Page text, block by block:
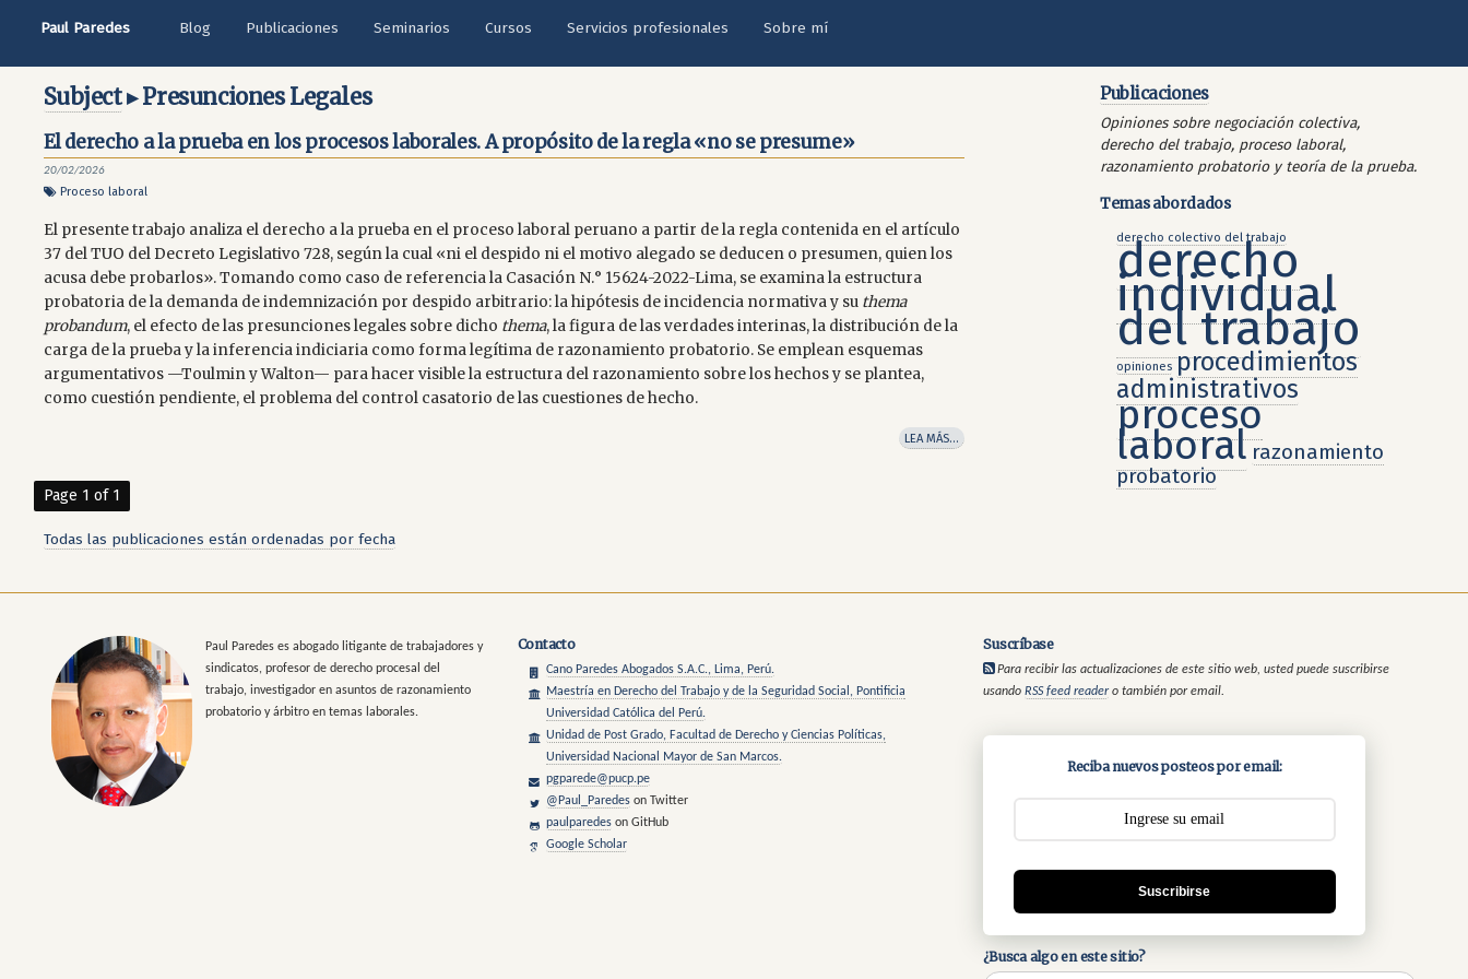
Paul Paredes Blog Publicaciones Seminarios Cursos Servicios profesionales Sobre mí
Publicaciones
Opiniones sobre negociación colectiva,
derecho del trabajo, proceso laboral,
razonamiento probatorio y teoría de la prueba.
Temas abordados
derecho colectivo del trabajo
derecho
individual
del trabajo
opiniones procedimientos
administrativos
proceso
laboral razonamiento
probatorio
Subject▸ Presunciones Legales
El derecho a la prueba en los procesos laborales. A propósito de la regla «no se presume»
20/02/2026
Proceso laboral
El presente trabajo analiza el derecho a la prueba en el proceso laboral peruano a partir de la regla contenida en el artículo
37 del TUO del Decreto Legislativo 728, según la cual «ni el despido ni el motivo alegado se deducen o presumen, quien los
acusa debe probarlos». Tomando como caso de referencia la Casación N.° 15624-2022-Lima, se examina la estructura
probatoria de la demanda de indemnización por despido arbitrario: la hipótesis de incidencia normativa y su thema
probandum, el efecto de las presunciones legales sobre dicho thema, la figura de las verdades interinas, la distribución de la
carga de la prueba y la inferencia indiciaria como forma legítima de razonamiento probatorio. Se emplean esquemas
argumentativos —Toulmin y Walton— para hacer visible la estructura del razonamiento sobre los hechos y se plantea,
como cuestión pendiente, el problema del control casatorio de las cuestiones de hecho.
LEA MÁS…
Page 1 of 1
Todas las publicaciones están ordenadas por fecha
Paul Paredes es abogado litigante de trabajadores y
sindicatos, profesor de derecho procesal del
trabajo, investigador en asuntos de razonamiento
probatorio y árbitro en temas laborales.
Contacto
Cano Paredes Abogados S.A.C., Lima, Perú.
Maestría en Derecho del Trabajo y de la Seguridad Social, Pontificia
Universidad Católica del Perú.
Unidad de Post Grado, Facultad de Derecho y Ciencias Políticas,
Universidad Nacional Mayor de San Marcos.
pgparede@pucp.pe
@Paul_Paredeson Twitter
paulparedeson GitHub
Google Scholar
Suscríbase
Para recibir las actualizaciones de este sitio web, usted puede suscribirse
usandoRSS feed readero también por email.
Reciba nuevos posteos por email:
Suscribirse
¿Busca algo en este sitio?